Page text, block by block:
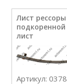
Лист рессоры
лист
Артикул: